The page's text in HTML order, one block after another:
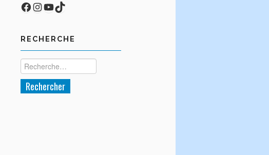
Facebook
Compte Instagram
YouTube
TikTok
RECHERCHE